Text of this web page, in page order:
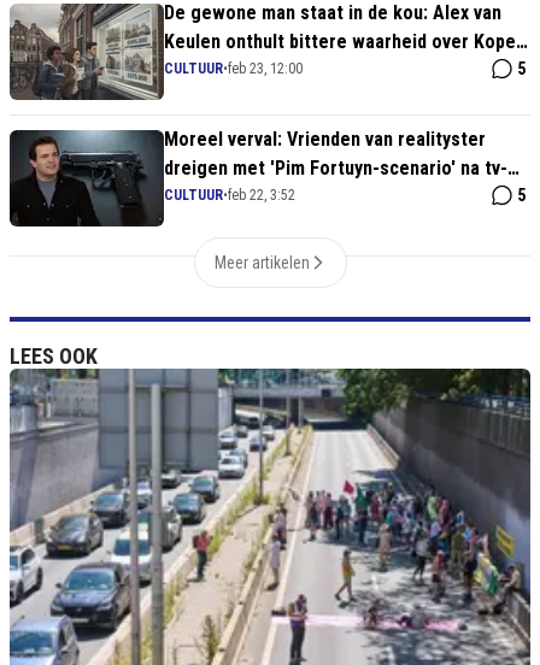
De gewone man staat in de kou: Alex van
Keulen onthult bittere waarheid over Kopen
Zonder Kijken
CULTUUR•feb 23, 12:00 5
Moreel verval: Vrienden van realityster
dreigen met 'Pim Fortuyn-scenario' na tv-
kritiek
CULTUUR•feb 22, 3:52 5
Meer artikelen
LEES OOK